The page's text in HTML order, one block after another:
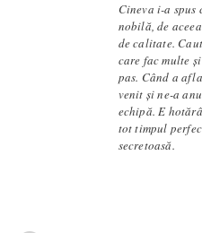
Cineva i-a spus
nobilă, de
de calitate.
care fac multe
pas. Când a
venit și ne-a
echipă. E
tot timpul
secretoasă.